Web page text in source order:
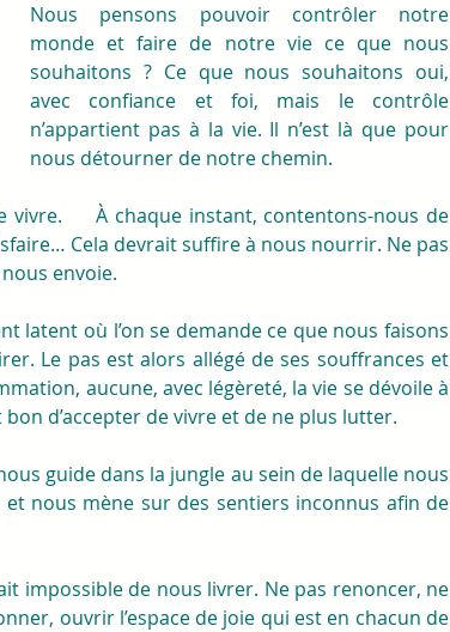
Nous pensons pouvoir contrôler notre
monde et faire de notre vie ce que nous
souhaitons ? Ce que nous souhaitons oui,
avec confiance et foi, mais le contrôle
n’appartient pas à la vie. Il n’est là que pour
nous détourner de notre chemin.
vivre.     À chaque instant, contentons-nous de
Cela devrait suffire à nous nourrir. Ne pas
envoie.
latent où l’on se demande ce que nous faisons
Le pas est alors allégé de ses souffrances et
aucune, avec légèreté, la vie se dévoile à
d’accepter de vivre et de ne plus lutter.
guide dans la jungle au sein de laquelle nous
nous mène sur des sentiers inconnus afin de
impossible de nous livrer. Ne pas renoncer, ne
ouvrir l’espace de joie qui est en chacun de